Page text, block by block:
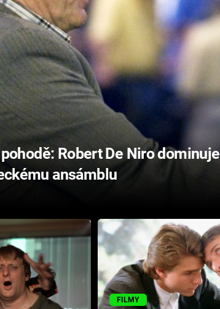
Robert De Niro dominuje
ansámblu
FILMY